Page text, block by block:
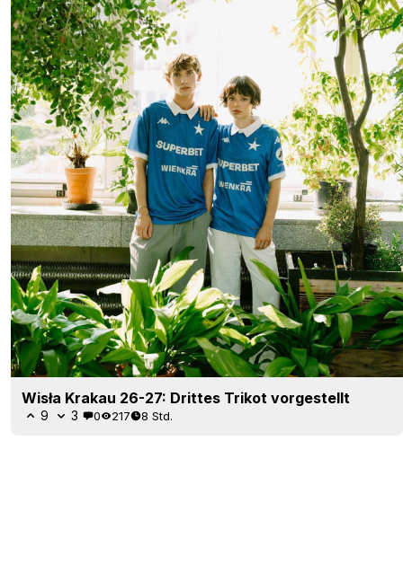
Wisła Krakau 26-27: Drittes Trikot vorgestellt
9 3 0 217 8 Std.